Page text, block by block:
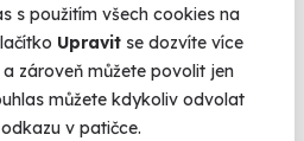
s použitím všech cookies na
Upravit se dozvíte více
zároveň můžete povolit jen
můžete kdykoliv odvolat
v patičce.